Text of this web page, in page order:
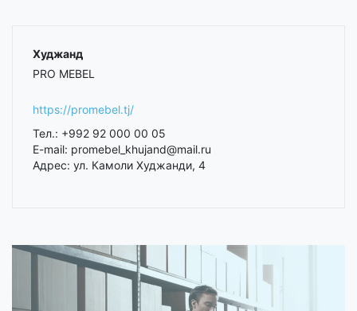
Худжанд
PRO MEBEL
https://promebel.tj/
Тел.: +992 92 000 00 05
E-mail: promebel_khujand@mail.ru
Адрес: ул. Камоли Худжанди, 4